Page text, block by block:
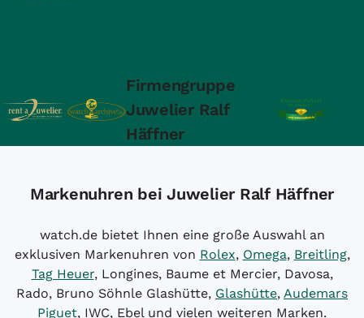
Firmengruppe
Juwelier Ralf
Häffner
Markenuhren bei Juwelier Ralf Häffner
watch.de bietet Ihnen eine große Auswahl an
exklusiven Markenuhren von Rolex, Omega, Breitling,
Tag Heuer, Longines, Baume et Mercier, Davosa,
Rado, Bruno Söhnle Glashütte, Glashütte, Audemars
Piguet, IWC, Ebel und vielen weiteren Marken.